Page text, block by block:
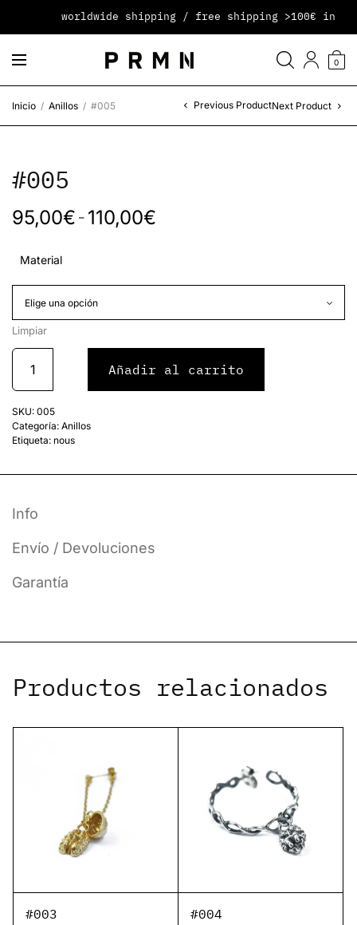
worldwide shipping / free shipping >100€ in
0
Inicio / Anillos / #005 Previous ProductNext Product
#005
95,00€ – 110,00€
Material
Limpiar
Añadir al carrito
SKU: 005
Categoría: Anillos
Etiqueta: nous
Info
Envío / Devoluciones
Garantía
Productos relacionados
#003 #004